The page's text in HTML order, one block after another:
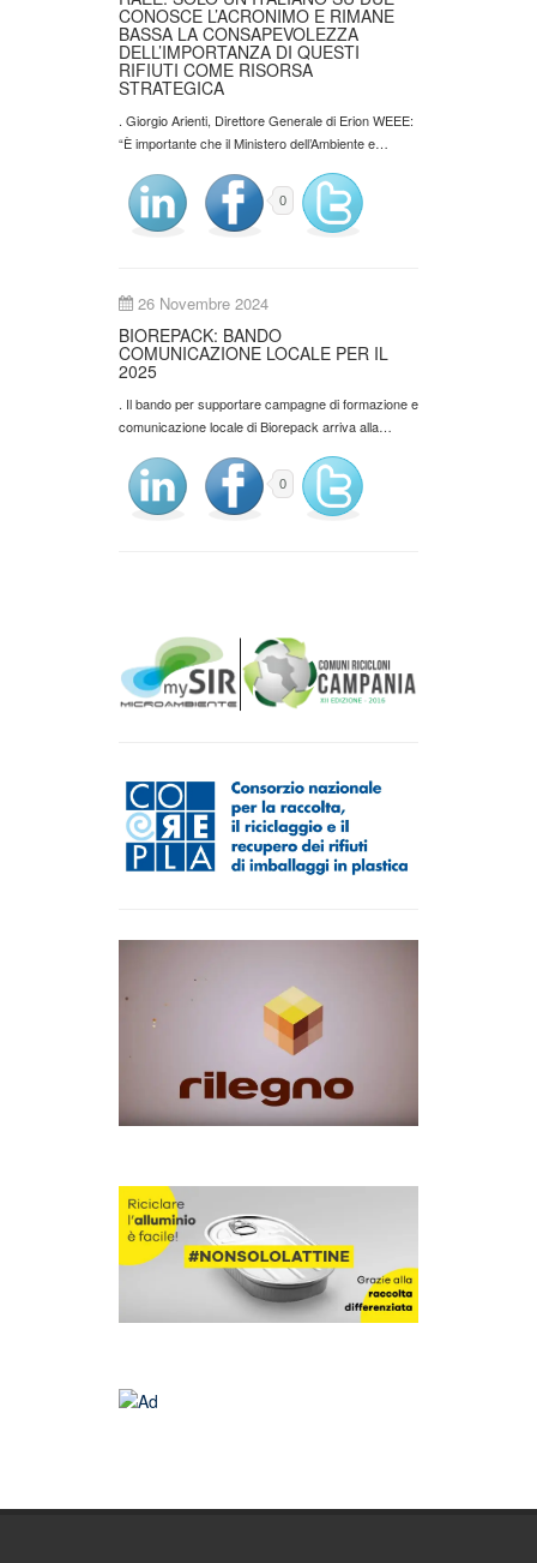
CONOSCE L’ACRONIMO E RIMANE
BASSA LA CONSAPEVOLEZZA
DELL’IMPORTANZA DI QUESTI
RIFIUTI COME RISORSA
STRATEGICA
. Giorgio Arienti, Direttore Generale di Erion WEEE:
“È importante che il Ministero dell’Ambiente e…
0
26 Novembre 2024
BIOREPACK: BANDO
COMUNICAZIONE LOCALE PER IL
2025
. Il bando per supportare campagne di formazione e
comunicazione locale di Biorepack arriva alla…
0